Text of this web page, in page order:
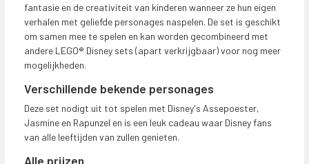
fantasie en de creativiteit van kinderen wanneer ze hun eigen
verhalen met geliefde personages naspelen. De set is geschikt
om samen mee te spelen en kan worden gecombineerd met
andere LEGO® Disney sets (apart verkrijgbaar) voor nog meer
mogelijkheden.
Verschillende bekende personages
Deze set nodigt uit tot spelen met Disney's Assepoester,
Jasmine en Rapunzel en is een leuk cadeau waar Disney fans
van alle leeftijden van zullen genieten.
Alle prijzen